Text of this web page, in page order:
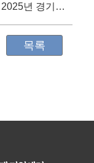
다음글 : 2025년 경기도 (예비)마을기업 지정계획 공고(~12/5, 18:00)
목록